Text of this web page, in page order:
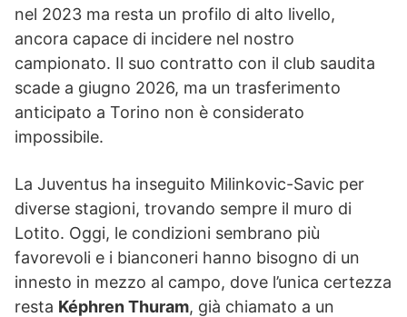
nel 2023 ma resta un profilo di alto livello,
ancora capace di incidere nel nostro
campionato. Il suo contratto con il club saudita
scade a giugno 2026, ma un trasferimento
anticipato a Torino non è considerato
impossibile.
La Juventus ha inseguito Milinkovic-Savic per
diverse stagioni, trovando sempre il muro di
Lotito. Oggi, le condizioni sembrano più
favorevoli e i bianconeri hanno bisogno di un
innesto in mezzo al campo, dove l’unica certezza
resta Képhren Thuram, già chiamato a un